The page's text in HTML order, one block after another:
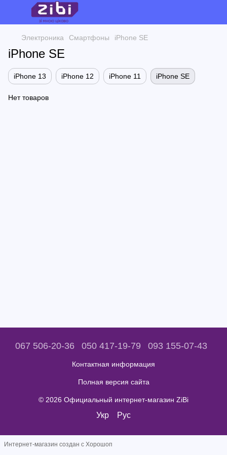
Электроника Смартфоны iPhone SE
iPhone SE
iPhone 13 iPhone 12 iPhone 11 iPhone SE
Нет товаров
067 506-20-36 050 417-19-79 093 155-07-43
Контактная информация
Полная версия сайта
© 2026 Официальный интернет-магазин ZiBi
Укр Рус
Интернет-магазин создан с Хорошоп